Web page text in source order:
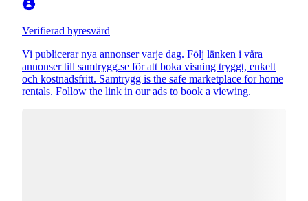
Verifierad hyresvärd
Vi publicerar nya annonser varje dag. Följ länken i våra
annonser till samtrygg.se för att boka visning tryggt, enkelt
och kostnadsfritt. Samtrygg is the safe marketplace for home
rentals. Follow the link in our ads to book a viewing.